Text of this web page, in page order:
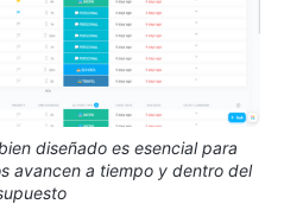
diseñado es esencial para
avancen a tiempo y dentro del